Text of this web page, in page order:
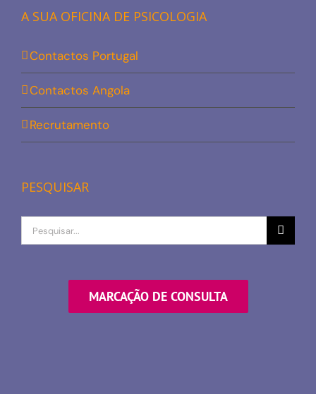
A SUA OFICINA DE PSICOLOGIA
Contactos Portugal
Contactos Angola
Recrutamento
PESQUISAR
Procurar
por
MARCAÇÃO DE CONSULTA